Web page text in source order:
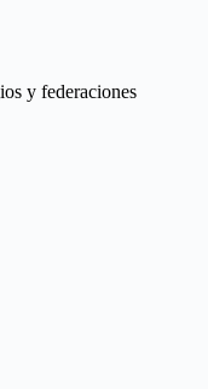
y federaciones